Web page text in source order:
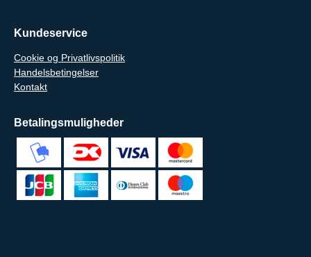
Kundeservice
Cookie og Privatlivspolitik
Handelsbetingelser
Kontakt
Betalingsmuligheder